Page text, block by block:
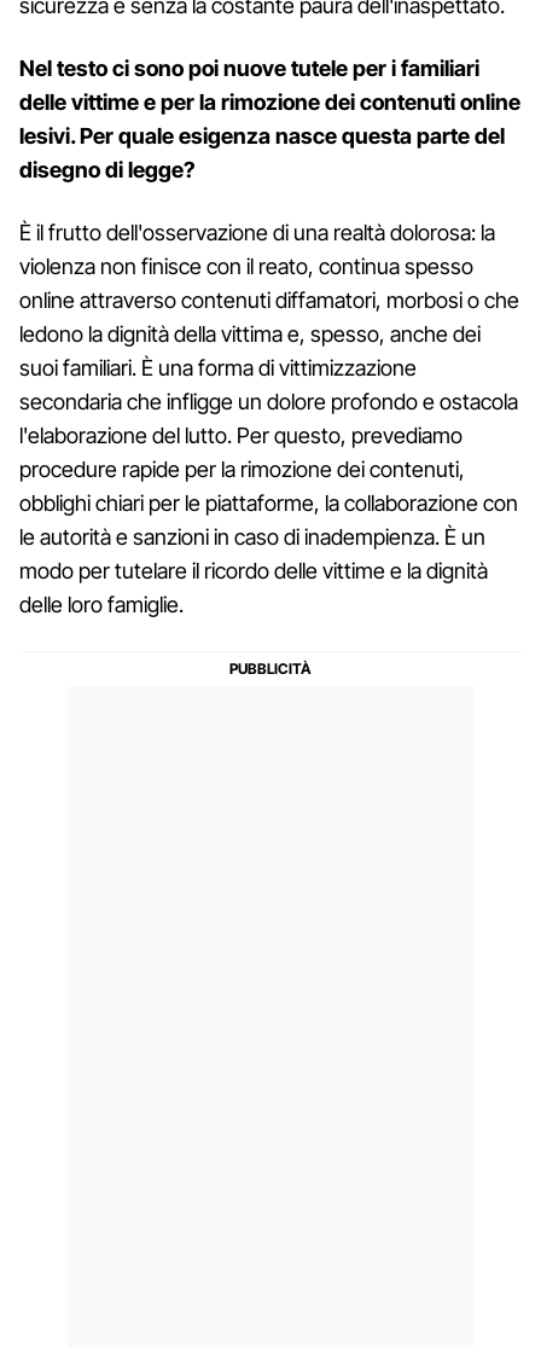
sicurezza e senza la costante paura dell'inaspettato.
Nel testo ci sono poi nuove tutele per i familiari
delle vittime e per la rimozione dei contenuti online
lesivi. Per quale esigenza nasce questa parte del
disegno di legge?
È il frutto dell'osservazione di una realtà dolorosa: la
violenza non finisce con il reato, continua spesso
online attraverso contenuti diffamatori, morbosi o che
ledono la dignità della vittima e, spesso, anche dei
suoi familiari. È una forma di vittimizzazione
secondaria che infligge un dolore profondo e ostacola
l'elaborazione del lutto. Per questo, prevediamo
procedure rapide per la rimozione dei contenuti,
obblighi chiari per le piattaforme, la collaborazione con
le autorità e sanzioni in caso di inadempienza. È un
modo per tutelare il ricordo delle vittime e la dignità
delle loro famiglie.